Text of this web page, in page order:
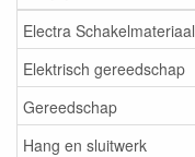
Electra Schakelmateriaal
Elektrisch gereedschap
Gereedschap
Hang en sluitwerk